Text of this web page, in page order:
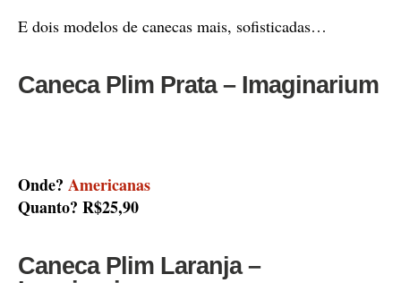
E dois modelos de canecas mais, sofisticadas…
Caneca Plim Prata – Imaginarium
Onde? Americanas
Quanto? R$25,90
Caneca Plim Laranja –